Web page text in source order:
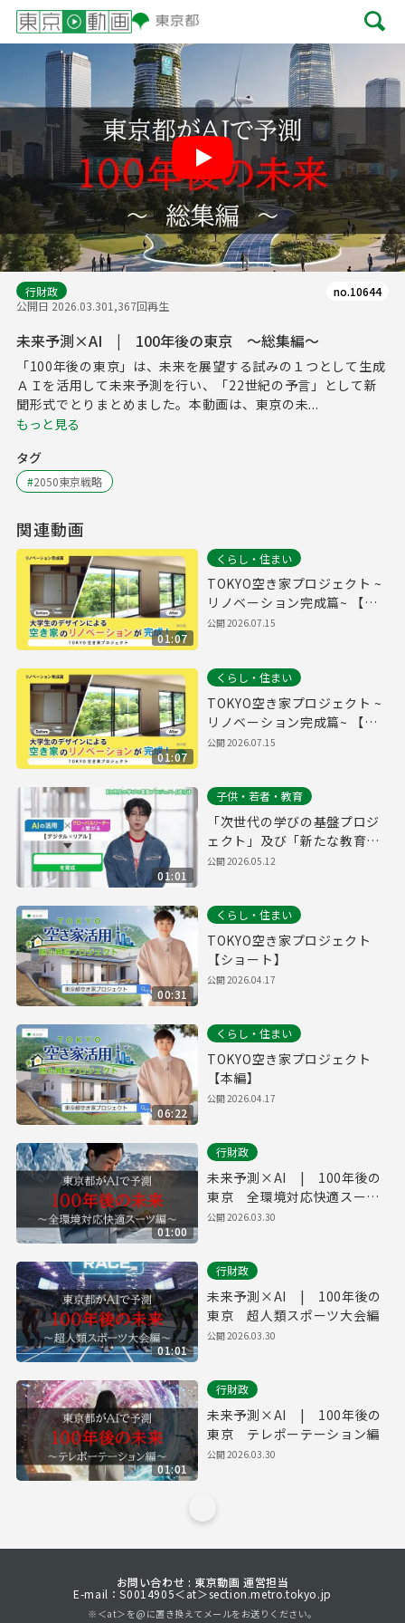
Play
行財政
公開日 2026.03.301,367回再生
no.10644
未来予測×AI | 100年後の東京 ～総集編～
「100年後の東京」は、未来を展望する試みの１つとして生成
ＡＩを活用して未来予測を行い、「22世紀の予言」として新
聞形式でとりまとめました。本動画は、東京の未...
もっと見る
タグ
#2050東京戦略
関連動画
01:07
くらし・住まい
TOKYO空き家プロジェクト ~
リノベーション完成篇~ 【字
幕無し】
公開2026.07.15
01:07
くらし・住まい
TOKYO空き家プロジェクト ~
リノベーション完成篇~ 【字
幕有り】
公開2026.07.15
01:01
子供・若者・教育
「次世代の学びの基盤プロジ
ェクト」及び「新たな教育の
スタイル」の実施校（仮称）
公開2026.05.12
00:31
くらし・住まい
TOKYO空き家プロジェクト
【ショート】
公開2026.04.17
06:22
くらし・住まい
TOKYO空き家プロジェクト
【本編】
公開2026.04.17
01:00
行財政
未来予測×AI | 100年後の
東京 全環境対応快適スーツ
編
公開2026.03.30
01:01
行財政
未来予測×AI | 100年後の
東京 超人類スポーツ大会編
公開2026.03.30
01:01
行財政
未来予測×AI | 100年後の
東京 テレポーテーション編
公開2026.03.30
お問い合わせ : 東京動画 運営担当
E-mail：S0014905＜at＞section.metro.tokyo.jp
※＜at＞を@に置き換えてメールをお送りください。